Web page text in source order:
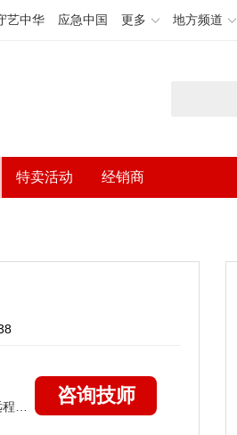
艺中华 应急中国 更多 地方频道
特卖活动 经销商
咨询技师